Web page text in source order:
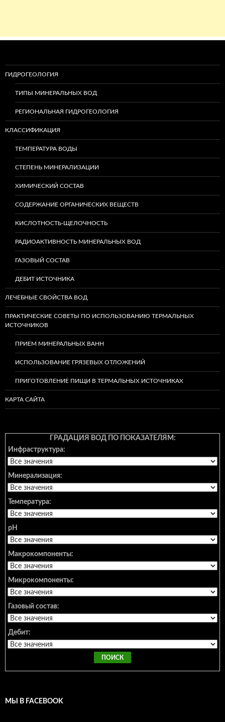
ГИДРОГЕОЛОГИЯ
ТИПЫ МИНЕРАЛЬНЫХ ВОД
РЕГИОНАЛЬНАЯ ГИДРОГЕОЛОГИЯ
КЛАССИФИКАЦИЯ
ТЕМПЕРАТУРА ВОДЫ
СТЕПЕНЬ МИНЕРАЛИЗАЦИИ
ХИМИЧЕСКИЙ СОСТАВ
СОДЕРЖАНИЕ ОРГАНИЧЕСКИХ ВЕЩЕСТВ
КИСЛОТНОСТЬ-ЩЕЛОЧНОСТЬ
РАДИОАКТИВНОСТЬ МИНЕРАЛЬНЫХ ВОД
ГАЗОВЫЙ СОСТАВ
ДЕБИТ ИСТОЧНИКА
ЛЕЧЕБНЫЕ СВОЙСТВА ВОД
ПРАКТИЧЕСКИЕ СОВЕТЫ ПО ИСПОЛЬЗОВАНИЮ ТЕРМАЛЬНЫХ
ИСТОЧНИКОВ
ПРИЕМ МИНЕРАЛЬНЫХ ВАНН
ИСПОЛЬЗОВАНИЕ ГРЯЗЕВЫХ ОТЛОЖЕНИЙ
ПРИГОТОВЛЕНИЕ ПИЩИ В ТЕРМАЛЬНЫХ ИСТОЧНИКАХ
КАРТА САЙТА
ГРАДАЦИЯ ВОД ПО ПОКАЗАТЕЛЯМ:
Инфраструктура:
Минерализация:
Температура:
pH
Макрокомпоненты:
Микрокомпоненты:
Газовый состав:
Дебит:
МЫ В FACEBOOK